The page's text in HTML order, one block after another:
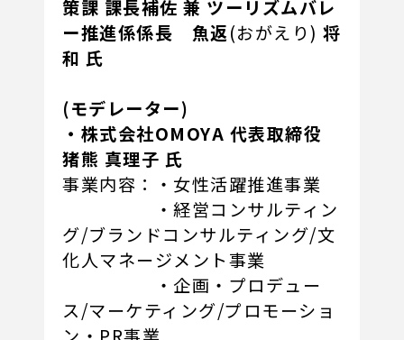
策課 課長補佐 兼 ツーリズムバレ
ー推進係係長 魚返(おがえり) 将
和 氏
(モデレーター)
・株式会社OMOYA 代表取締役
猪熊 真理子 氏
事業内容：・女性活躍推進事業
・経営コンサルティン
グ/ブランドコンサルティング/文
化人マネージメント事業
・ 企画・プロデュー
ス/マーケティング/プロモーショ